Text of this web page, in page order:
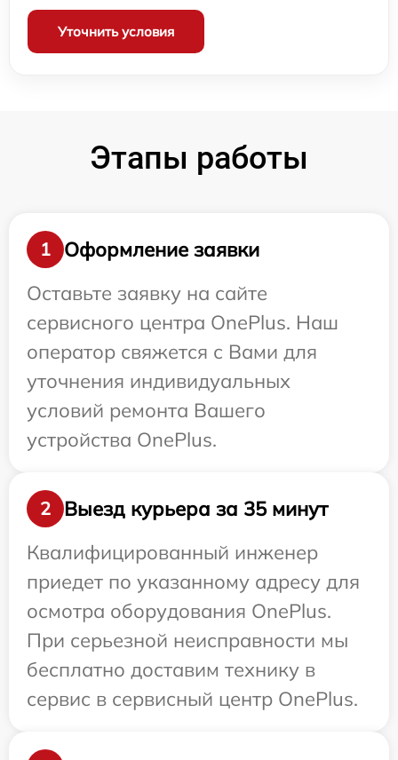
Уточнить условия
Этапы работы
1
Оформление заявки
Оставьте заявку на сайте
сервисного центра OnePlus. Наш
оператор свяжется с Вами для
уточнения индивидуальных
условий ремонта Вашего
устройства OnePlus.
2
Выезд курьера за 35 минут
Квалифицированный инженер
приедет по указанному адресу для
осмотра оборудования OnePlus.
При серьезной неисправности мы
бесплатно доставим технику в
сервис в сервисный центр OnePlus.